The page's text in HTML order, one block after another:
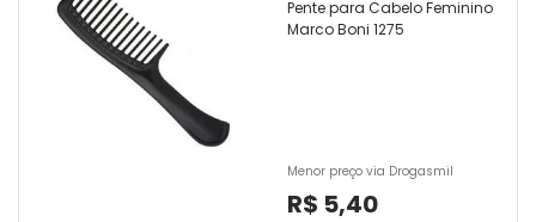
Pente para Cabelo Feminino
Marco Boni 1275
Menor preço via Drogasmil
R$ 5,40